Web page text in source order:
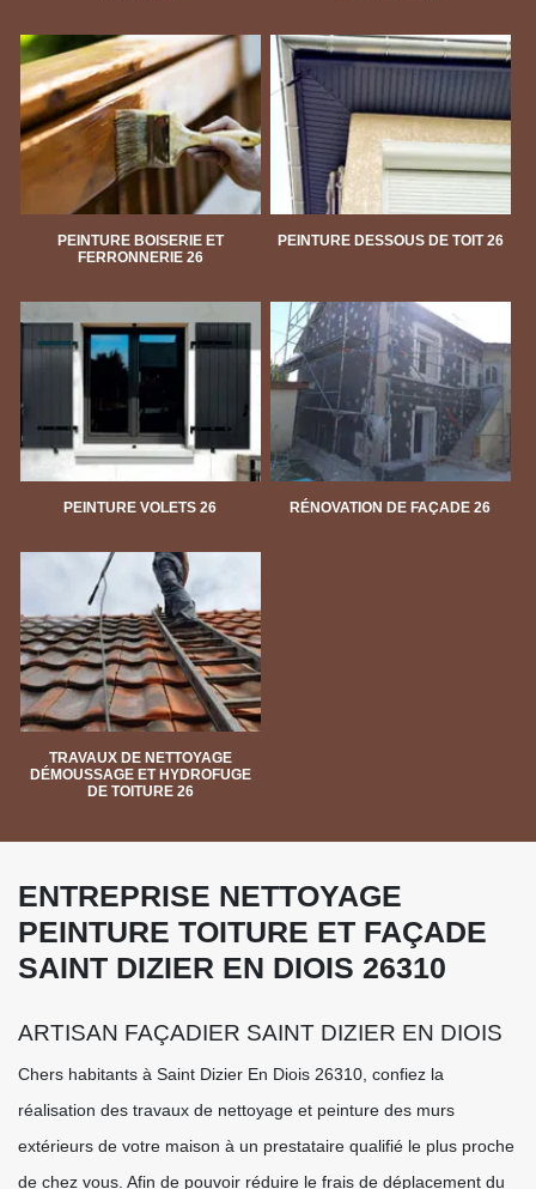
PEINTURE BOISERIE ET
FERRONNERIE 26
PEINTURE DESSOUS DE TOIT 26
PEINTURE VOLETS 26 RÉNOVATION DE FAÇADE 26
TRAVAUX DE NETTOYAGE
DÉMOUSSAGE ET HYDROFUGE
DE TOITURE 26
ENTREPRISE NETTOYAGE
PEINTURE TOITURE ET FAÇADE
SAINT DIZIER EN DIOIS 26310
ARTISAN FAÇADIER SAINT DIZIER EN DIOIS
Chers habitants à Saint Dizier En Diois 26310, confiez la
réalisation des travaux de nettoyage et peinture des murs
extérieurs de votre maison à un prestataire qualifié le plus proche
de chez vous. Afin de pouvoir réduire le frais de déplacement du